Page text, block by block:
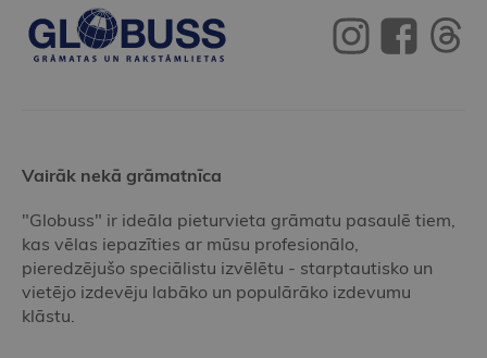
Vairāk nekā grāmatnīca
"Globuss" ir ideāla pieturvieta grāmatu pasaulē tiem,
kas vēlas iepazīties ar mūsu profesionālo,
pieredzējušo speciālistu izvēlētu - starptautisko un
vietējo izdevēju labāko un populārāko izdevumu
klāstu.